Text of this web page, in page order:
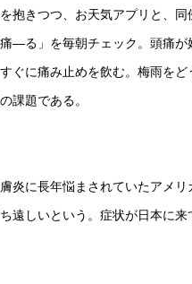
抱きつつ、お天気アプリと、同
―る」を毎朝チェック。頭痛が
ぐに痛み止めを飲む。梅雨をど
課題である。
炎に長年悩まされていたアメリ
遠しいという。症状が日本に